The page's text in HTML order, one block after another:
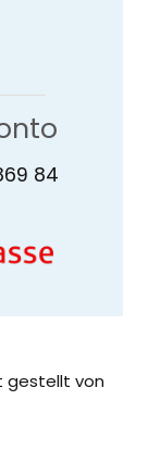
84
gestellt von